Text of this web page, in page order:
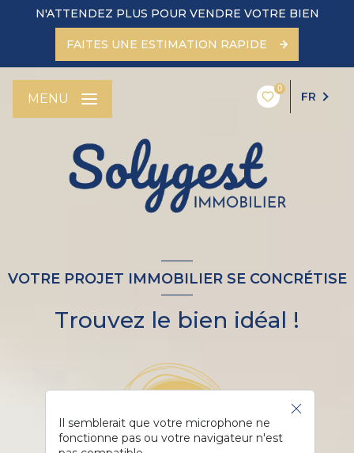
N'ATTENDEZ PLUS POUR VENDRE VOTRE BIEN
FAITES UNE ESTIMATION RAPIDE
0
FR
MENU
VOTRE PROJET IMMOBILIER SE CONCRÉTISE
Trouvez le bien idéal !
Il semblerait que votre microphone ne
fonctionne pas ou votre navigateur n'est